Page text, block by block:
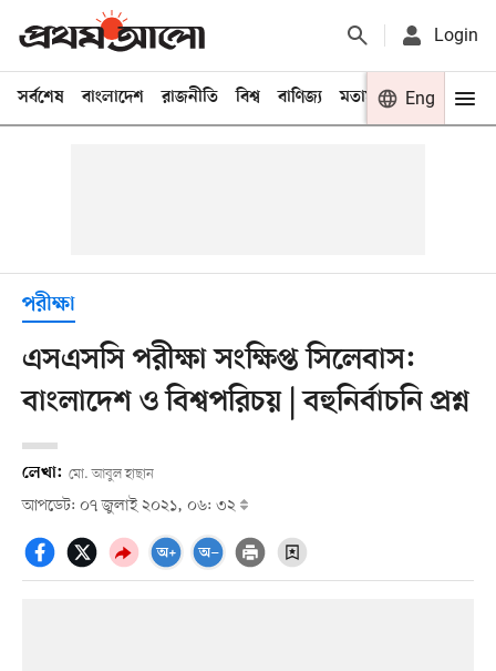
Login
সর্বশেষ বাংলাদেশ রাজনীতি বিশ্ব বাণিজ্য মতামত খেলা
Eng
পরীক্ষা
এসএসসি পরীক্ষা সংক্ষিপ্ত সিলেবাস:
বাংলাদেশ ও বিশ্বপরিচয় | বহুনির্বাচনি প্রশ্ন
লেখা: মো. আবুল হাছান
আপডেট: ০৭ জুলাই ২০২১, ০৬: ৩২